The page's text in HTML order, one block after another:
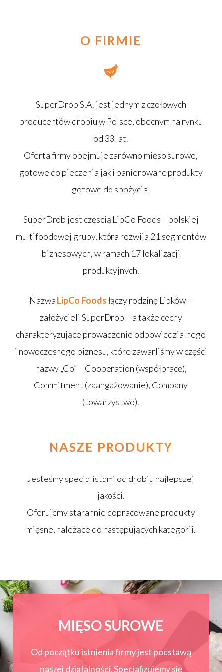
O FIRMIE
SuperDrob S.A. jest jednym z czołowych
producentów drobiu w Polsce, obecnym na rynku
od 33 lat.
Oferta firmy obejmuje zarówno mięso surowe,
gotowe do pieczenia jak i panierowane produkty
gotowe do spożycia.
SuperDrob jest częscią LipCo Foods – polskiej
multifoodowej grupy, która rozwija 21 segmentów
biznesowych, w ramach 17 lokalizacji
produkcyjnych.
Nazwa LipCo Foodsłączy rodzinę Lipków –
założycieli SuperDrob – a także cechy
charakteryzujące prowadzenie odpowiedzialnego
i nowoczesnego biznesu, które zawarliśmy w części
nazwy „Co” – Cooperation (współpracę),
Commitment (zaangażowanie), Company
(towarzystwo).
NASZE PRODUKTY
Jesteśmy specjalistami od drobiu najlepszej
jakości.
Oferujemy starannie dopracowane produkty
mięsne, należące do następujących kategorii.
MIĘSO SUROWE
Od początku istnienia firmy jest podstawą
naszej działalności. Specjalizujemy się